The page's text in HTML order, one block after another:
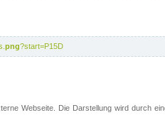
png?start=P15D
Webseite. Die Darstellung wird durch